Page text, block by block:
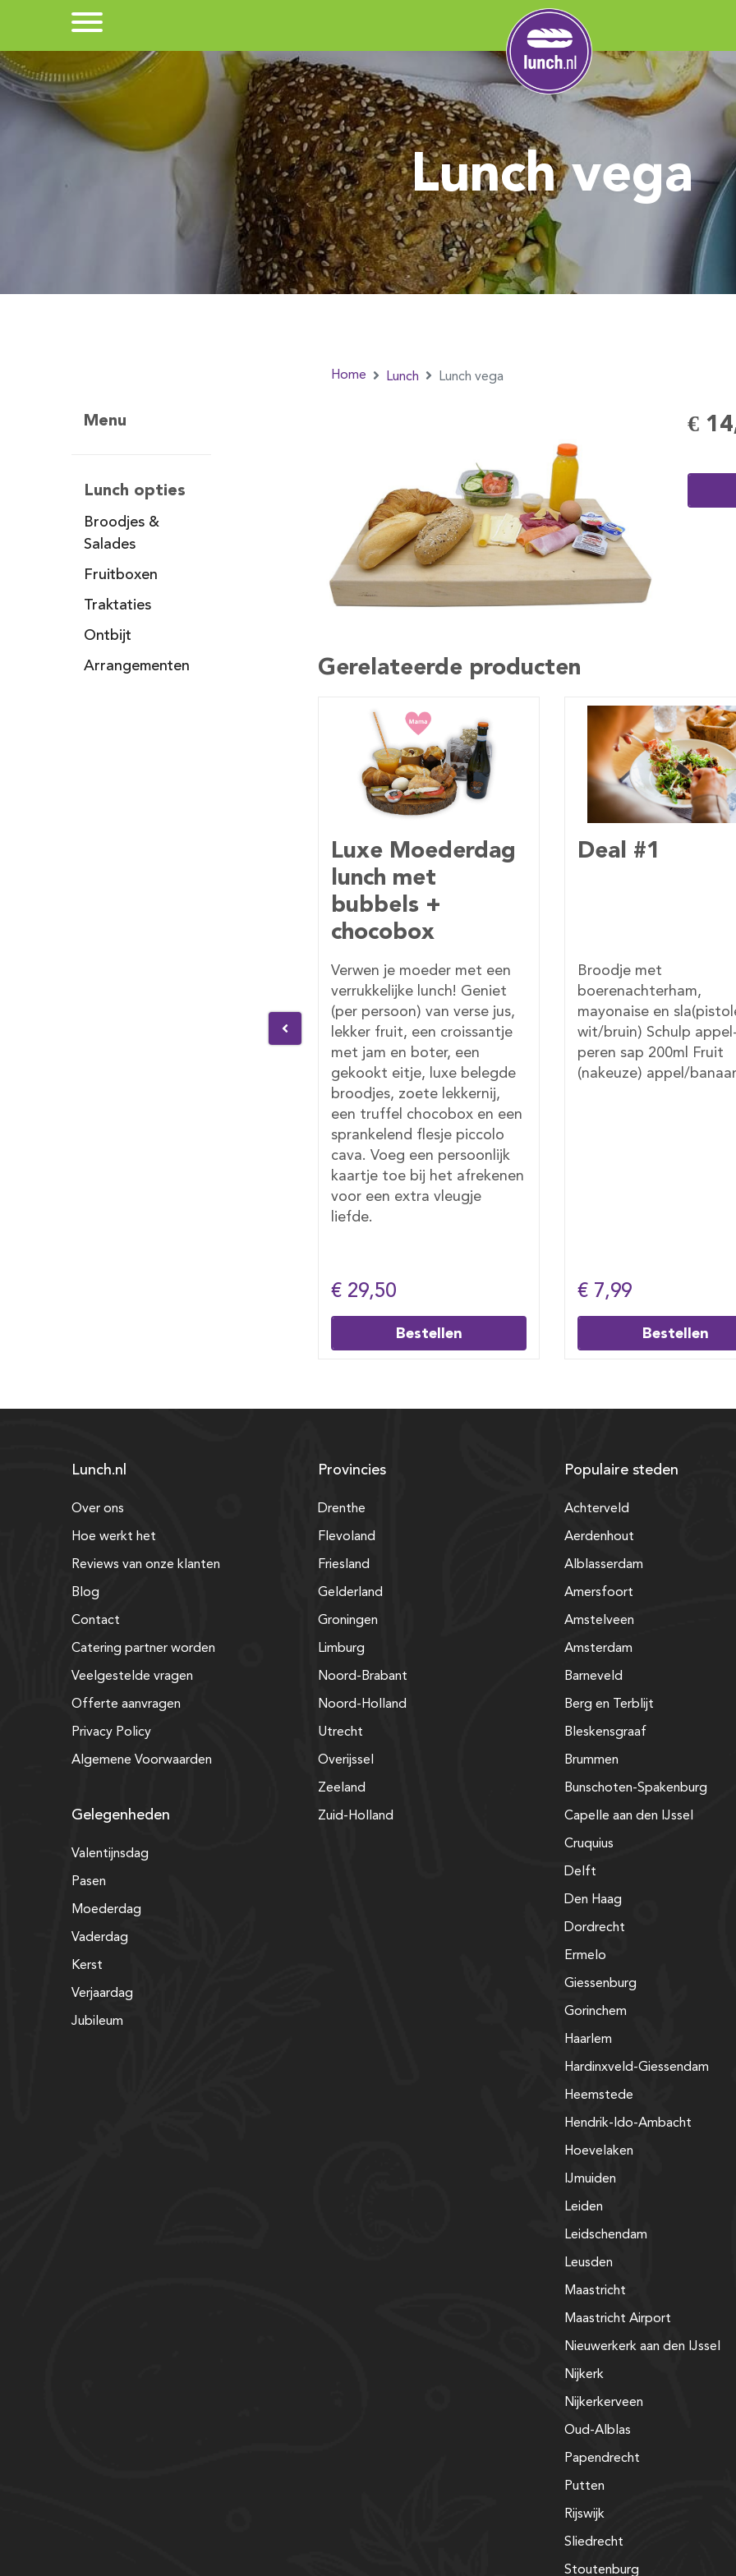
Lunch vega
Menu
Lunch opties
Broodjes &
Salades
Fruitboxen
Traktaties
Ontbijt
Arrangementen
Home Lunch Lunch vega
€
Gerelateerde producten
(per persoon) van verse jus,
Deal #1
Broodje met
boerenachterham,
mayonaise en sla(pistolet
wit/bruin) Schulp appel-
peren sap 200ml Fruit
(nakeuze) appel/banaan
€ 7,99
Bestellen
Vegetarische
Trakteer een
Moederdag lunch: een
kampioentje met
boerenkaas, tomaat &
tuinkers, een
sandwich met
€ 19,95
Bestellen
Lunch.nl
Over ons
Hoe werkt het
Reviews van onze klanten
Blog
Contact
Catering partner worden
Veelgestelde vragen
Offerte aanvragen
Privacy Policy
Algemene Voorwaarden
Gelegenheden
Valentijnsdag
Pasen
Moederdag
Vaderdag
Kerst
Verjaardag
Jubileum
Provincies
Drenthe
Flevoland
Friesland
Gelderland
Groningen
Limburg
Noord-Brabant
Noord-Holland
Utrecht
Overijssel
Zeeland
Zuid-Holland
Populaire steden
Achterveld
Aerdenhout
Alblasserdam
Amersfoort
Amstelveen
Amsterdam
Barneveld
Berg en Terblijt
Bleskensgraaf
Brummen
Bunschoten-Spakenburg
Capelle aan den IJssel
Cruquius
Delft
Den Haag
Dordrecht
Ermelo
Giessenburg
Gorinchem
Haarlem
Hardinxveld-Giessendam
Heemstede
Hendrik-Ido-Ambacht
Hoevelaken
IJmuiden
Leiden
Leidschendam
Leusden
Maastricht
Maastricht Airport
Nieuwerkerk aan den IJssel
Nijkerk
Nijkerkerveen
Oud-Alblas
Papendrecht
Putten
Rijswijk
Sliedrecht
Stoutenburg